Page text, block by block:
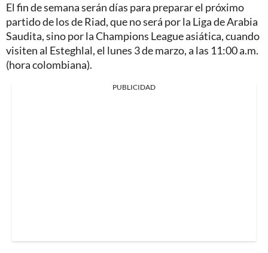
El fin de semana serán días para preparar el próximo
partido de los de Riad, que no será por la Liga de Arabia
Saudita, sino por la Champions League asiática, cuando
visiten al Esteghlal, el lunes 3 de marzo, a las 11:00 a.m.
(hora colombiana).
PUBLICIDAD